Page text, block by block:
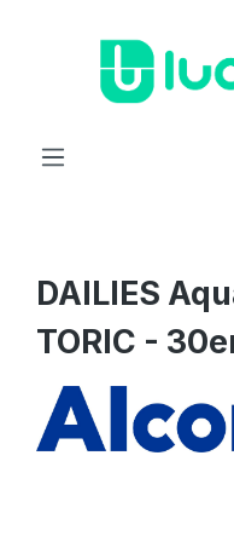
DAILIES
TORIC -